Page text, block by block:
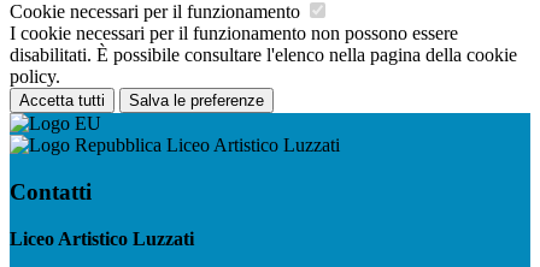
Cookie necessari per il funzionamento
I cookie necessari per il funzionamento non possono essere
disabilitati. È possibile consultare l'elenco nella pagina della cookie
policy.
Accetta tutti Salva le preferenze
Liceo Artistico Luzzati
Contatti
Liceo Artistico Luzzati